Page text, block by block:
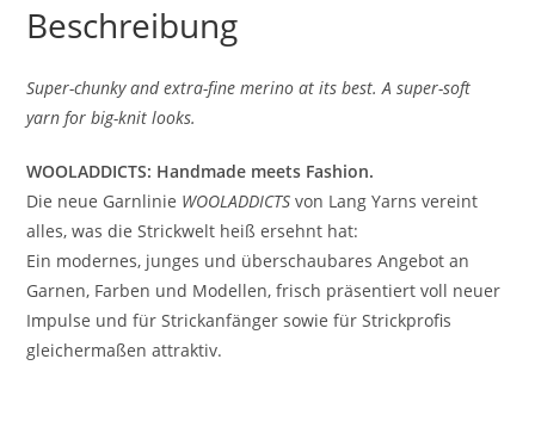
Beschreibung
Super-chunky and extra-fine merino at its best. A super-soft
yarn for big-knit looks.
WOOLADDICTS: Handmade meets Fashion.
Die neue Garnlinie WOOLADDICTS von Lang Yarns vereint
alles, was die Strickwelt heiß ersehnt hat:
Ein modernes, junges und überschaubares Angebot an
Garnen, Farben und Modellen, frisch präsentiert voll neuer
Impulse und für Strickanfänger sowie für Strickprofis
gleichermaßen attraktiv.